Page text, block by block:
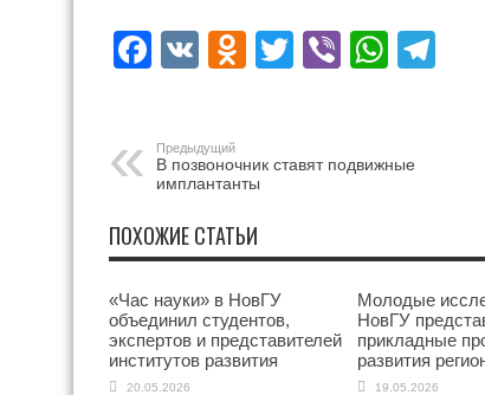
Facebook
VK Odnoklassniki
Twitter
Viber
Предыдущий
В позвоночник ставят подвижные
имплантанты
ПОХОЖИЕ СТАТЬИ
«Час науки» в НовГУ
объединил студентов,
экспертов и представителей
институтов развития
20.05.2026
Молодые
НовГУ
прикладные
развития
19.05.2026